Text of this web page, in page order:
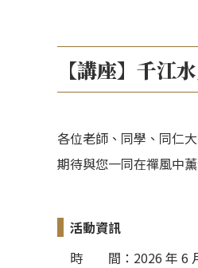
【講座】千江
各位老師、同學、同仁大
期待與您一同在禪風中
活動資訊
時 間： 2026 年 6